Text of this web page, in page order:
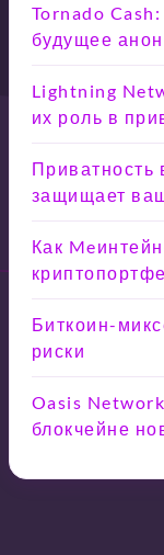
Tornado
будущее
Lightning
их роль в
Приватность
защищает
Как
Биткоин-
риски
Oasis
блокчейне